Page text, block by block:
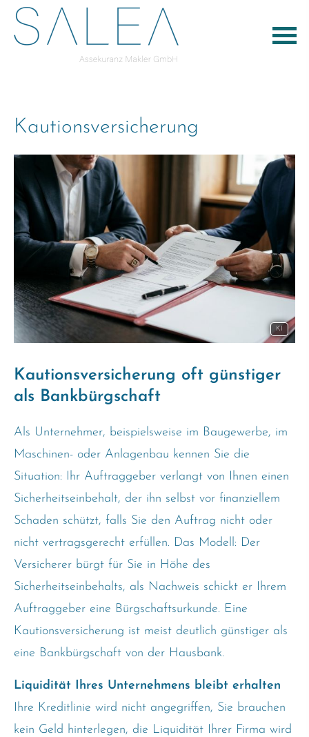
Kautionsversicherung
KI
Kautionsversicherung oft günstiger
als Bankbürgschaft
Als Unternehmer, beispielsweise im Baugewerbe, im
Maschinen- oder Anlagenbau kennen Sie die
Situation: Ihr Auftraggeber verlangt von Ihnen einen
Sicherheitseinbehalt, der ihn selbst vor finanziellem
Schaden schützt, falls Sie den Auftrag nicht oder
nicht vertragsgerecht erfüllen. Das Modell: Der
Versicherer bürgt für Sie in Höhe des
Sicherheitseinbehalts, als Nachweis schickt er Ihrem
Auftraggeber eine Bürgschaftsurkunde. Eine
Kautionsversicherung ist meist deutlich günstiger als
eine Bankbürgschaft von der Hausbank.
Liquidität Ihres Unternehmens bleibt erhalten
Ihre Kreditlinie wird nicht angegriffen, Sie brauchen
kein Geld hinterlegen, die Liquidität Ihrer Firma wird